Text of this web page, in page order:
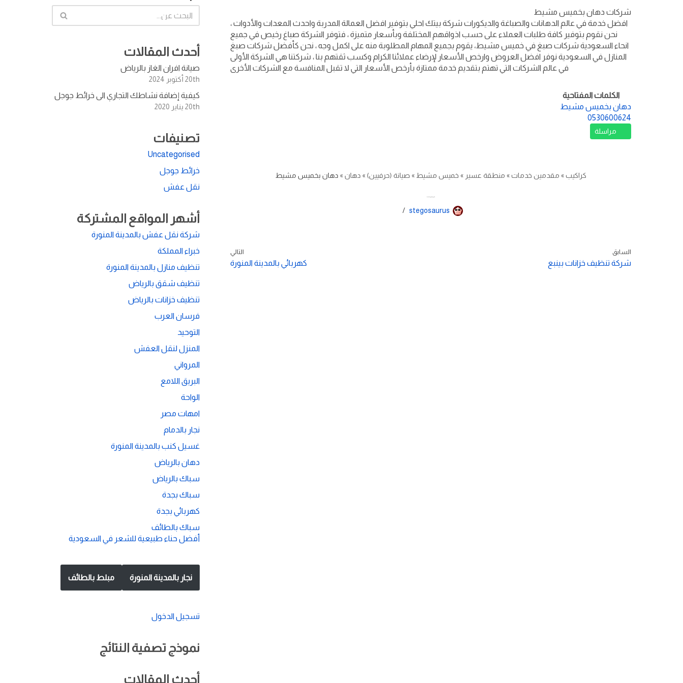
شركات دهان بخميس مشيط
افضل خدمة في عالم الدهانات والصباغة والديكورات شركة بيتك احلي بتوفير افضل العمالة المدربة واحدث المعدات والأدوات ،
نحن نقوم بتوفير كافة طلبات العملاء على حسب اذواقهم المختلفة وبأسعار متميزة ، فتوفر الشركة صباغ رخيص في جميع
انحاء السعودية شركات صبغ في خميس مشيط، يقوم بجميع المهام المطلوبة منه على اكمل وجه ، نحن كأفضل شركات صبغ
المنازل في السعودية نوفر افضل العروض وارخص الأسعار لإرضاء عملائنا الكرام وكسب ثقتهم بنا ، شركتنا هي الشركة الأولى
في عالم الشركات التي تهتم بتقديم خدمة ممتازة بأرخص الأسعار التي لا تقبل المنافسة مع الشركات الأخرى
الكلمات المفتاحية
دهان بخميس مشيط
0530600624
مراسلة
كراكيب» مقدمين خدمات» منطقة عسير » خميس مشيط» صيانة (حرفيين)» دهان» دهان بخميس مشيط
دهان بخميس مشيط
stegosaurus
السابق
شركة تنظيف خزانات بينبع
التالي
كهربائي بالمدينة المنورة
أحدث المقالات
صيانة افران الغاز بالرياض
20th أكتوبر 2024
كيفية إضافة نشاطك التجاري الى خرائط جوجل
20th يناير 2020
تصنيفات
Uncategorised
خرائط جوجل
نقل عفش
أشهر المواقع المشتركة
شركة نقل عفش بالمدينة المنورة
خبراء المملكة
تنظيف منازل بالمدينة المنورة
تنظيف شقق بالرياض
تنظيف خزانات بالرياض
فرسان العرب
التوحيد
المنزل لنقل العفش
المرواني
البريق اللامع
الواحة
امهات مصر
نجار بالدمام
غسيل كنب بالمدينة المنورة
دهان بالرياض
سباك بالرياض
سباك بجدة
كهربائي بجدة
سباك بالطائف
أفضل حناء طبيعية للشعر في السعودية
نجار بالمدينة المنورة مبلط بالطائف
تسجيل الدخول
نموذج تصفية النتائج
أحدث المقالات